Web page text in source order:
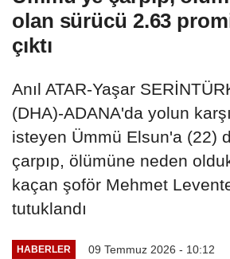
olan sürücü 2.63
çıktı
Anıl ATAR-Yaşar
(DHA)-ADANA'da yolun
isteyen Ümmü Elsun'a (22)
çarpıp, ölümüne neden
kaçan şoför Mehmet
tutuklandı
HABERLER 09 Temmuz 2026 - 10:12